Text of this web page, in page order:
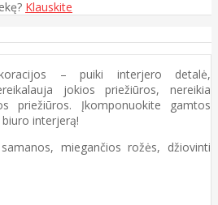
Klauskite
– puiki interjero detalė,
jokios priežiūros, nereikia
priežiūros. Įkomponuokite gamtos
interjerą!
miegančios rožės, džiovinti